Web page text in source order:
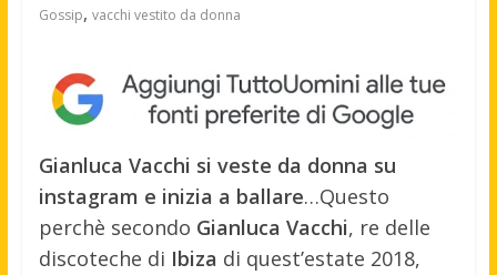
Gossip, vacchi vestito da donna
Gianluca Vacchi si veste da donna su
instagram e inizia a ballare…Questo
perchè secondo Gianluca Vacchi, re delle
discoteche di Ibiza di quest’estate 2018,